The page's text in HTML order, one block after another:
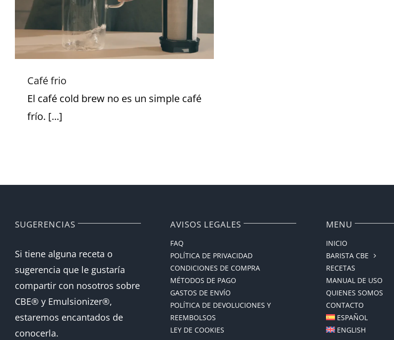
Café frio
El café cold brew no es un simple café
frío. [...]
SUGERENCIAS
Si tiene alguna receta o
sugerencia que le gustaría
compartir con nosotros sobre
CBE® y Emulsionizer®,
estaremos encantados de
conocerla.
AVISOS LEGALES
FAQ
POLÍTICA DE PRIVACIDAD
CONDICIONES DE COMPRA
MÉTODOS DE PAGO
GASTOS DE ENVÍO
POLÍTICA DE DEVOLUCIONES Y
REEMBOLSOS
LEY DE COOKIES
MENU
INICIO
BARISTA CBE
RECETAS
MANUAL DE USO
QUIENES SOMOS
CONTACTO
ESPAÑOL
ENGLISH